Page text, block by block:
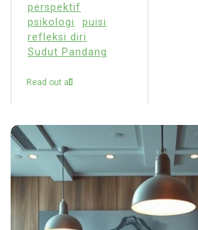
perspektif
psikologi
puisi
refleksi diri
Sudut Pandang
Read out all